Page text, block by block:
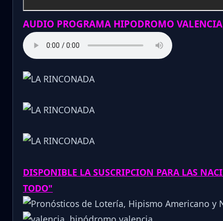
AUDIO PROGRAMA HIPODROMO
DISPONIBLE LA SUSCRIPCION PARA LAS
TODO"